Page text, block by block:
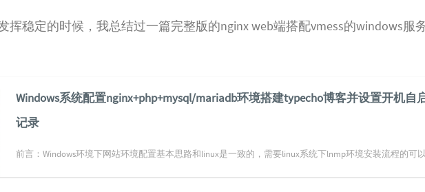
挥稳定的时候，我总结过一篇完整版的nginx web端搭配vmess的windows服
Windows系统配置nginx+php+mysql/mariadb环境搭建typecho博客并设置开机自
记录
前言：Windows环境下网站环境配置基本思路和linux是一致的，需要linux系统下lnmp环境安装流程的可